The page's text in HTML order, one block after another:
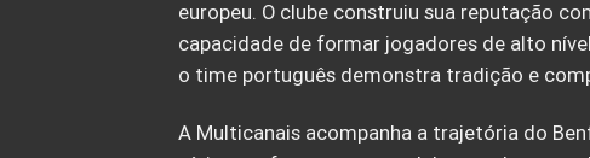
europeu. O clube construiu sua reputação
capacidade de formar jogadores de alto
o time português demonstra tradição e
A Multicanais acompanha a trajetória do